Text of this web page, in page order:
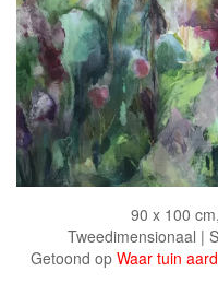
90 x 100
Tweedimensionaal |
Getoond op Waar tuin